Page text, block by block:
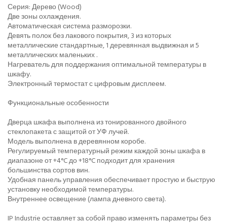
Серия: Дерево (Wood)
Две зоны охлаждения.
Автоматическая система разморозки.
Девять полок без лакового покрытия, 3 из которых
металлические стандартные, 1 деревянная выдвижная и 5
металлических маленьких .
Нагреватель для поддержания оптимальной температуры в
шкафу.
Электронный термостат с цифровым дисплеем.
Функциональные особенности
Дверца шкафа выполнена из тонированного двойного
стеклопакета с защитой от УФ лучей.
Модель выполнена в деревянном коробе.
Регулируемый температурный режим каждой зоны шкафа в
диапазоне от +4°C до +18°C подходит для хранения
большинства сортов вин.
Удобная панель управления обеспечивает простую и быструю
установку необходимой температуры.
Внутреннее освещение (лампа дневного света).
IP Industrie оставляет за собой право изменять параметры без